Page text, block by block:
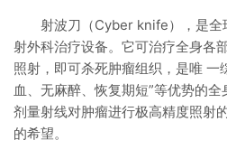
射波刀（Cyber knife），是全
射外科治疗设备。它可治疗全身各
照射，即可杀死肿瘤组织，是唯 一
血、无麻醉、恢复期短”等优势的
剂量射线对肿瘤进行极高精度照射
的希望。